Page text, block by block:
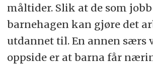
måltider. Slik at de som
barnehagen kan gjøre det
utdannet til. En annen særs
oppside er at barna får